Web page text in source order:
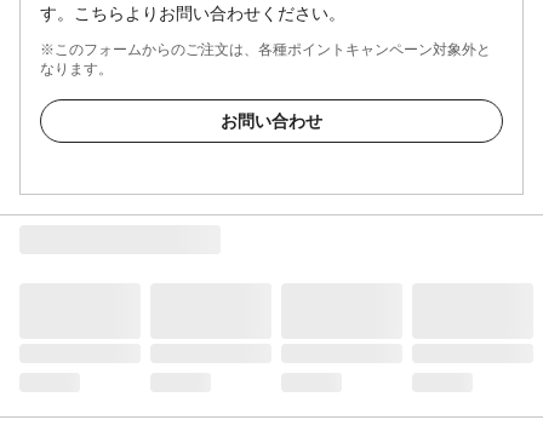
す。こちらよりお問い合わせください。
※このフォームからのご注文は、各種ポイントキャンペーン対象外と
なります。
お問い合わせ